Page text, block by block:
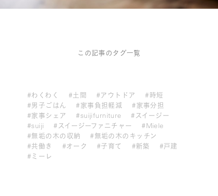
この記事のタグ一覧
#わくわく #土間 #アウトドア
#時短
#男子ごはん
#家事負担軽減
#家事分担
#家事シェア
#suijifurniture
#スイージー
#suiji
#スイージーファニチャー
#Miele
#無垢の木の収納
#無垢の木のキッチン
#共働き
#オーク #子育て #新築
#戸建
#ミーレ